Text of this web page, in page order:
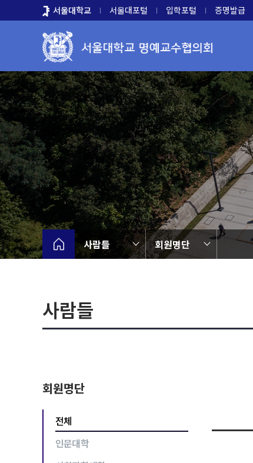
로
뉴
서울대학교 서울대포털 입학포털 증명발급
사람들 회원명단
사람들
회원명단
전체
인문대학